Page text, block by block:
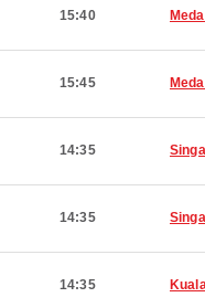
15:40
15:45
14:35
14:35
14:35